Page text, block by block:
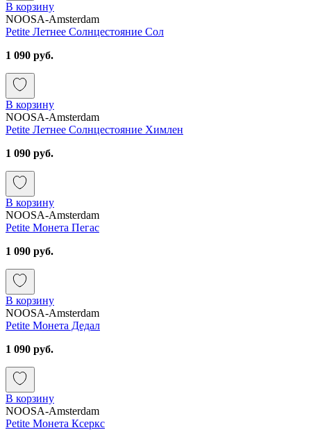
В корзину
NOOSA-Amsterdam
Petite Летнее Солнцестояние Сол
1 090 руб.
В корзину
NOOSA-Amsterdam
Petite Летнее Солнцестояние Химлен
1 090 руб.
В корзину
NOOSA-Amsterdam
Petite Монета Пегас
1 090 руб.
В корзину
NOOSA-Amsterdam
Petite Монета Дедал
1 090 руб.
В корзину
NOOSA-Amsterdam
Petite Монета Ксеркс